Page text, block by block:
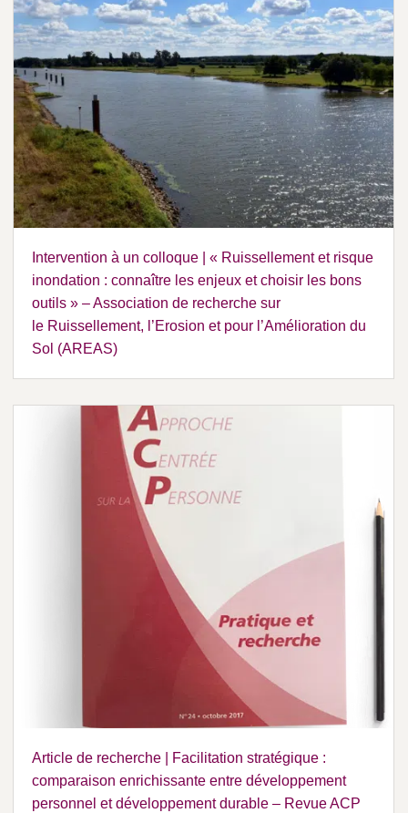
Intervention à un colloque | « Ruissellement et risque
inondation : connaître les enjeux et choisir les bons
outils » – Association de recherche sur
le Ruissellement, l’Erosion et pour l’Amélioration du
Sol (AREAS)
Article de recherche | Facilitation stratégique :
comparaison enrichissante entre développement
personnel et développement durable – Revue ACP